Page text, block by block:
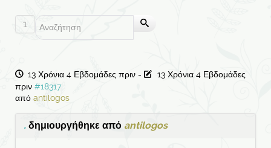
1
13 Χρόνια 4 Εβδομάδες πριν -
13 Χρόνια 4 Εβδομάδες
πριν #18317
από antilogos
. δημιουργήθηκε από antilogos